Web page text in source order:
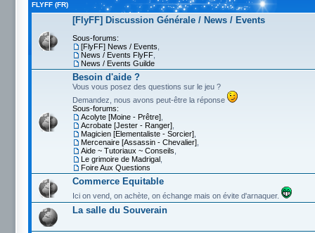
FLYFF (FR)
[FlyFF] Discussion Générale / News / Events
Sous-forums:
[FlyFF] News / Events
News / Events FlyFF
News / Events Guilde
Besoin d'aide ?
Vous vous posez des questions sur le jeu ?
Demandez, nous avons peut-être la réponse
Sous-forums:
Acolyte [Moine - Prêtre]
Acrobate [Jester - Ranger]
Magicien [Elementaliste - Sorcier]
Mercenaire [Assassin - Chevalier]
Aide ~ Tutoriaux ~ Conseils
Le grimoire de Madrigal
Foire Aux Questions
Commerce Equitable
Ici on vend, on achète, on échange mais on évite d'arnaquer.
La salle du Souverain